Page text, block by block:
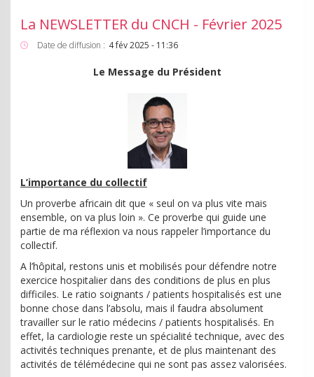
La NEWSLETTER du CNCH - Février 2025
Date de diffusion : 4 fév 2025 - 11:36
Le Message du Président
L’importance du collectif
Un proverbe africain dit que « seul on va plus vite mais
ensemble, on va plus loin ». Ce proverbe qui guide une
partie de ma réflexion va nous rappeler l’importance du
collectif.
A l’hôpital, restons unis et mobilisés pour défendre notre
exercice hospitalier dans des conditions de plus en plus
difficiles. Le ratio soignants / patients hospitalisés est une
bonne chose dans l’absolu, mais il faudra absolument
travailler sur le ratio médecins / patients hospitalisés. En
effet, la cardiologie reste un spécialité technique, avec des
activités techniques prenante, et de plus maintenant des
activités de télémédecine qui ne sont pas assez valorisées.